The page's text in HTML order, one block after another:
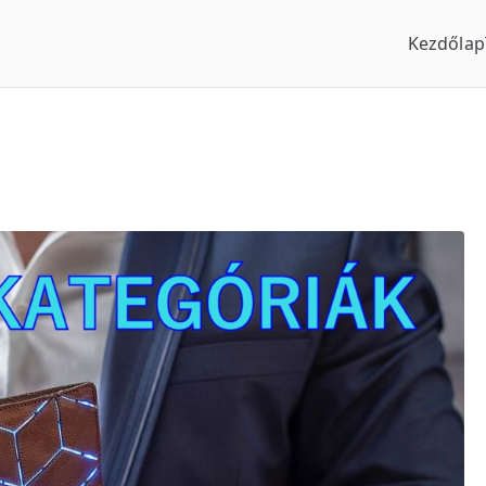
Óraszaküzlet Kezdőlap